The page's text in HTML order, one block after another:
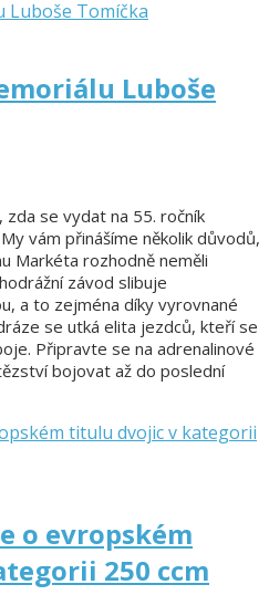
Luboše
zda se vydat na 55. ročník
vám přinášíme několik důvodů,
Markéta rozhodně neměli
závod slibuje
a to zejména díky vyrovnané
se utká elita jezdců, kteří se
Připravte se na adrenalinové
bojovat až do poslední
o evropském
250 ccm